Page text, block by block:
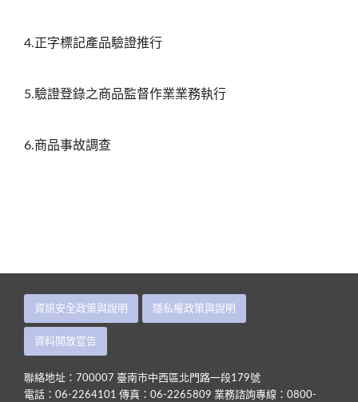
4.正字標記產品驗證推行
5.驗證登錄之商品監督作業業務執行
6.商品事故調查
資訊安全政策與說明 隱私權政策與說明
資料開放宣告
聯絡地址：700007 臺南市中西區北門路一段179號
電話：06-2264101 傳真：06-2265809 業務諮詢專線：0800-